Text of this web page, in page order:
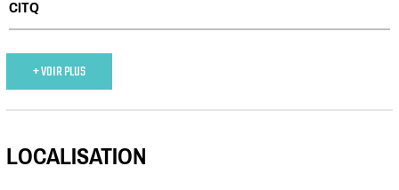
CITQ
+ VOIR PLUS
LOCALISATION